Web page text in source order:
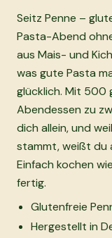
Seitz Penne –
Pasta-Abend
aus Mais- und
was gute Pasta
glücklich. Mit 500
Abendessen zu
dich allein, und
stammt, weißt du
Einfach kochen
fertig.
Glutenfreie
Hergestellt in